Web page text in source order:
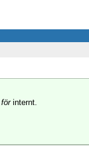
förinternt.